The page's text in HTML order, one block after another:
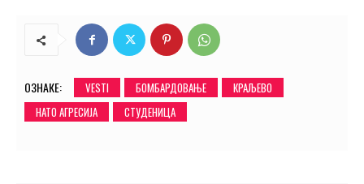
ОЗНАКЕ: VESTI БОМБАРДОВАЊЕ
КРАЉЕВО
НАТО АГРЕСИЈА
СТУДЕНИЦА